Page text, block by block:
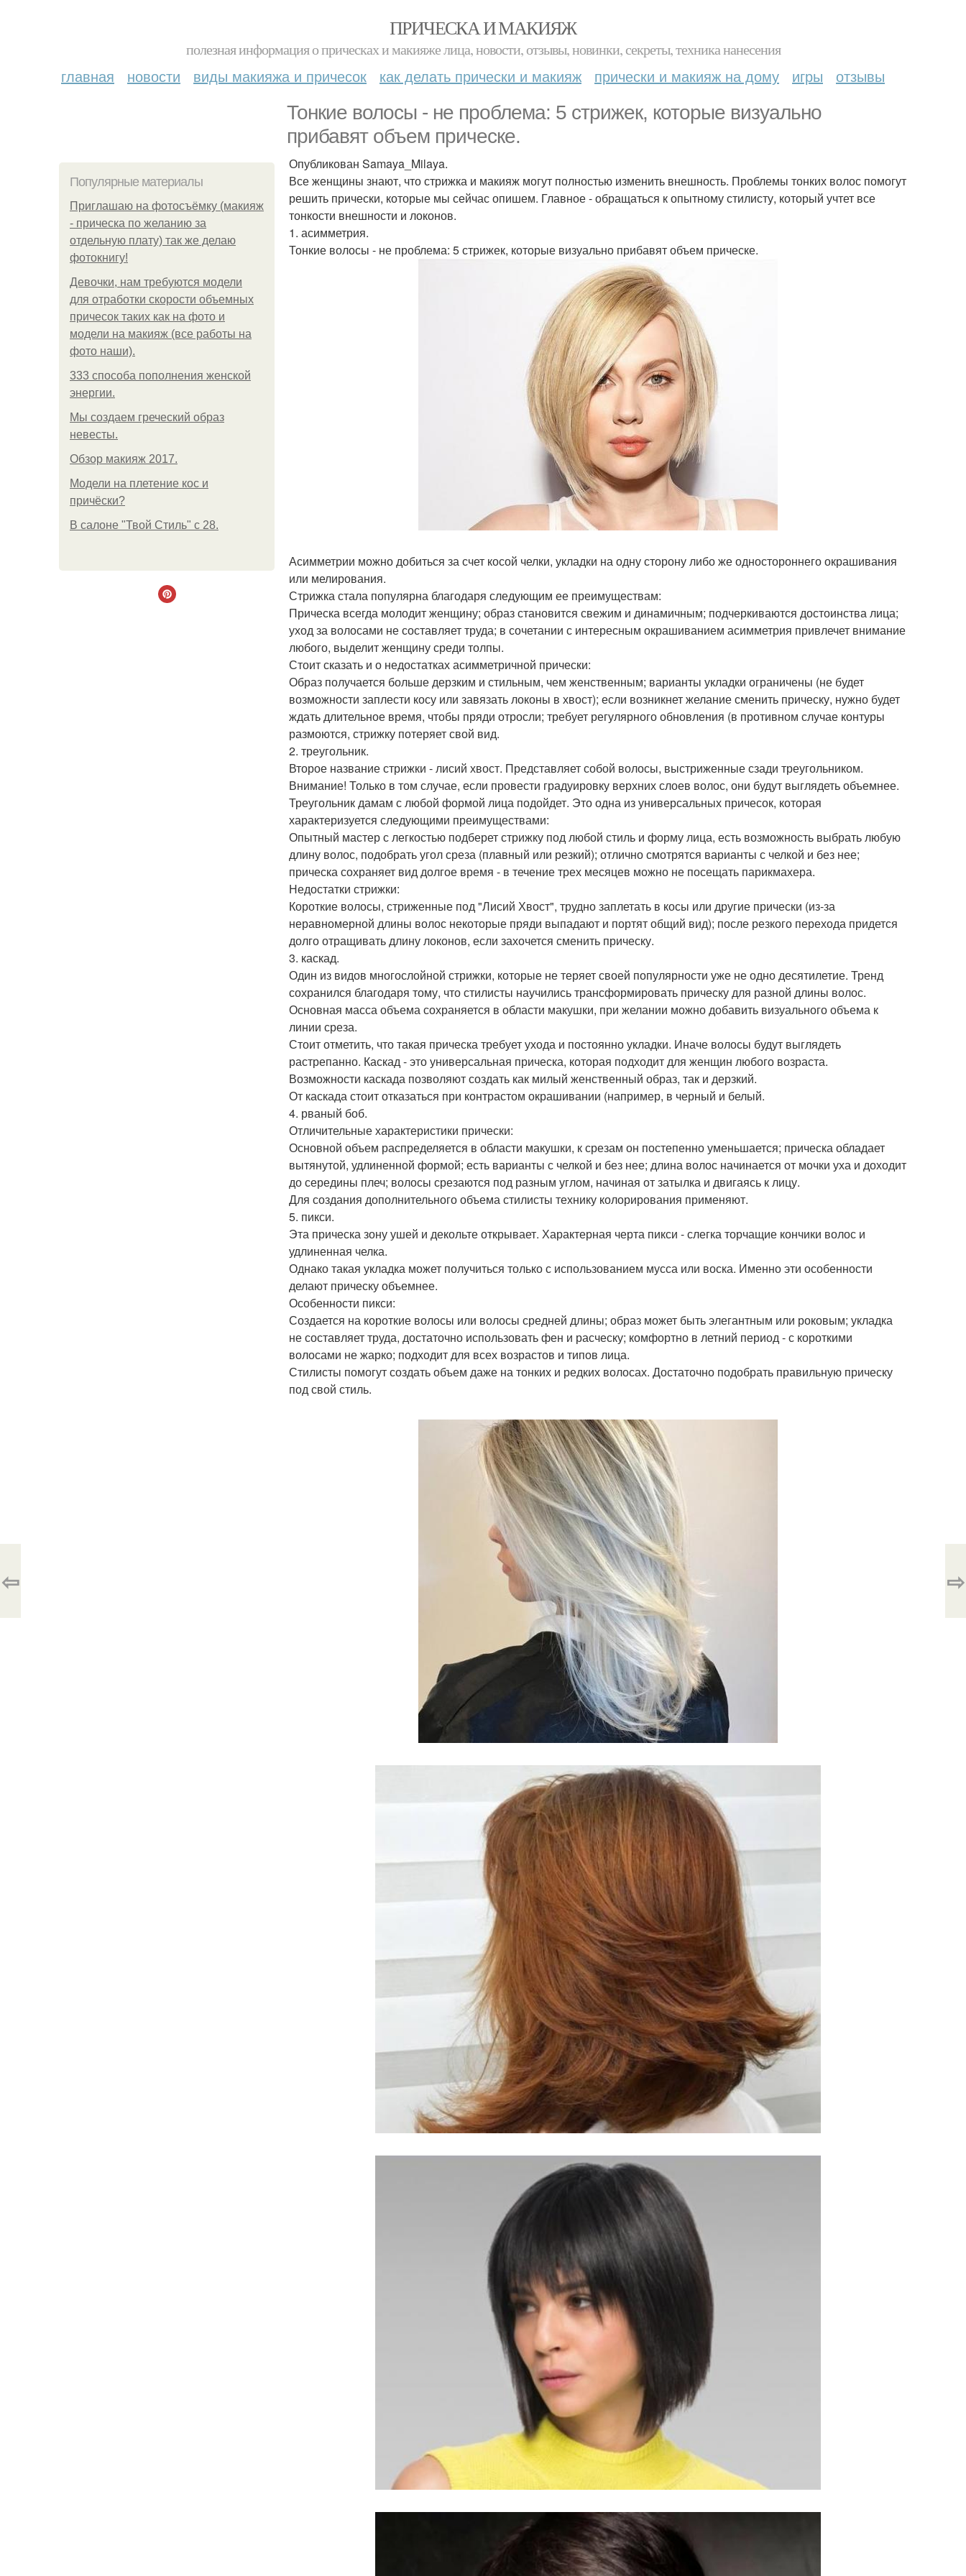
ПРИЧЕСКА И МАКИЯЖ
полезная информация о прическах и макияже лица, новости, отзывы, новинки, секреты, техника нанесения
главная новости виды макияжа и причесок как делать прически и макияж прически и макияж на дому игры отзывы
Тонкие волосы - не проблема: 5 стрижек, которые визуально
прибавят объем прическе.
Популярные материалы
Приглашаю на фотосъёмку (макияж
- прическа по желанию за
отдельную плату) так же делаю
фотокнигу!
Девочки, нам требуются модели
для отработки скорости объемных
причесок таких как на фото и
модели на макияж (все работы на
фото наши).
333 способа пополнения женской
энергии.
Мы создаем греческий образ
невесты.
Обзор макияж 2017.
Модели на плетение кос и
причёски?
В салоне "Твой Стиль" с 28.
Опубликован Samaya_Milaya.
Все женщины знают, что стрижка и макияж могут полностью изменить внешность. Проблемы тонких волос помогут
решить прически, которые мы сейчас опишем. Главное - обращаться к опытному стилисту, который учтет все
тонкости внешности и локонов.
1. асимметрия.
Тонкие волосы - не проблема: 5 стрижек, которые визуально прибавят объем прическе.
Асимметрии можно добиться за счет косой челки, укладки на одну сторону либо же одностороннего окрашивания
или мелирования.
Стрижка стала популярна благодаря следующим ее преимуществам:
Прическа всегда молодит женщину; образ становится свежим и динамичным; подчеркиваются достоинства лица;
уход за волосами не составляет труда; в сочетании с интересным окрашиванием асимметрия привлечет внимание
любого, выделит женщину среди толпы.
Стоит сказать и о недостатках асимметричной прически:
Образ получается больше дерзким и стильным, чем женственным; варианты укладки ограничены (не будет
возможности заплести косу или завязать локоны в хвост); если возникнет желание сменить прическу, нужно будет
ждать длительное время, чтобы пряди отросли; требует регулярного обновления (в противном случае контуры
размоются, стрижку потеряет свой вид.
2. треугольник.
Второе название стрижки - лисий хвост. Представляет собой волосы, выстриженные сзади треугольником.
Внимание! Только в том случае, если провести градуировку верхних слоев волос, они будут выглядеть объемнее.
Треугольник дамам с любой формой лица подойдет. Это одна из универсальных причесок, которая
характеризуется следующими преимуществами:
Опытный мастер с легкостью подберет стрижку под любой стиль и форму лица, есть возможность выбрать любую
длину волос, подобрать угол среза (плавный или резкий); отлично смотрятся варианты с челкой и без нее;
прическа сохраняет вид долгое время - в течение трех месяцев можно не посещать парикмахера.
Недостатки стрижки:
Короткие волосы, стриженные под "Лисий Хвост", трудно заплетать в косы или другие прически (из-за
неравномерной длины волос некоторые пряди выпадают и портят общий вид); после резкого перехода придется
долго отращивать длину локонов, если захочется сменить прическу.
3. каскад.
Один из видов многослойной стрижки, которые не теряет своей популярности уже не одно десятилетие. Тренд
сохранился благодаря тому, что стилисты научились трансформировать прическу для разной длины волос.
Основная масса объема сохраняется в области макушки, при желании можно добавить визуального объема к
линии среза.
Стоит отметить, что такая прическа требует ухода и постоянно укладки. Иначе волосы будут выглядеть
растрепанно. Каскад - это универсальная прическа, которая подходит для женщин любого возраста.
Возможности каскада позволяют создать как милый женственный образ, так и дерзкий.
От каскада стоит отказаться при контрастом окрашивании (например, в черный и белый.
4. рваный боб.
Отличительные характеристики прически:
Основной объем распределяется в области макушки, к срезам он постепенно уменьшается; прическа обладает
вытянутой, удлиненной формой; есть варианты с челкой и без нее; длина волос начинается от мочки уха и доходит
до середины плеч; волосы срезаются под разным углом, начиная от затылка и двигаясь к лицу.
Для создания дополнительного объема стилисты технику колорирования применяют.
5. пикси.
Эта прическа зону ушей и декольте открывает. Характерная черта пикси - слегка торчащие кончики волос и
удлиненная челка.
Однако такая укладка может получиться только с использованием мусса или воска. Именно эти особенности
делают прическу объемнее.
Особенности пикси:
Создается на короткие волосы или волосы средней длины; образ может быть элегантным или роковым; укладка
не составляет труда, достаточно использовать фен и расческу; комфортно в летний период - с короткими
волосами не жарко; подходит для всех возрастов и типов лица.
Стилисты помогут создать объем даже на тонких и редких волосах. Достаточно подобрать правильную прическу
под свой стиль.
⇦ ⇨